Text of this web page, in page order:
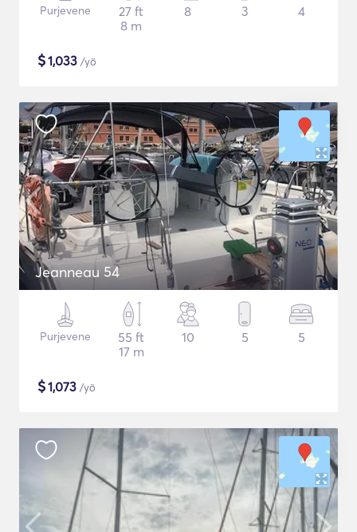
Purjevene
27 ft
8 m
8 3 4
$1,033 /yö
Jeanneau 54
Purjevene
55 ft
17 m
10 5 5
$1,073 /yö